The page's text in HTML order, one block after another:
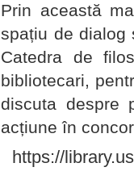
Prin această
spațiu de dialog
Catedra de
bibliotecari,
discuta despre
acțiune în
https://